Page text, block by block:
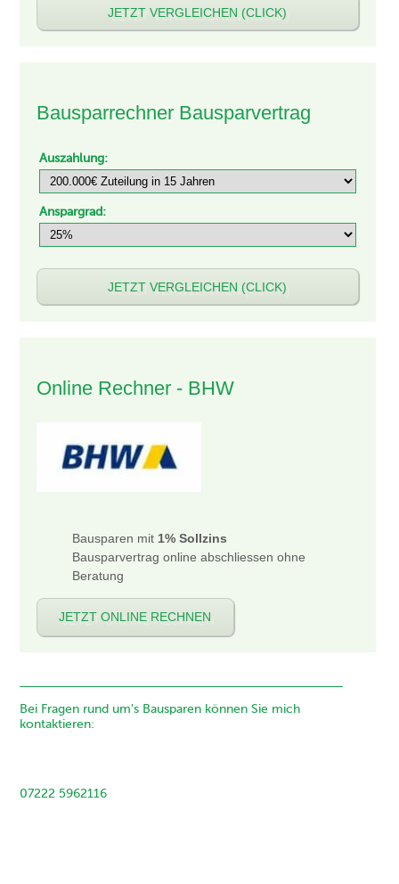
Bausparrechner Bausparvertrag
Auszahlung:
Anspargrad:
Online Rechner - BHW
Bausparen mit 1% Sollzins
Bausparvertrag online abschliessen ohne
Beratung
JETZT ONLINE RECHNEN
Bei Fragen rund um's Bausparen können Sie mich
kontaktieren:
07222 5962116